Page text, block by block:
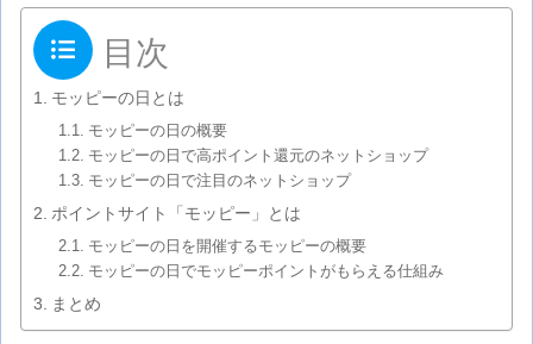
目次
モッピーの日とは
モッピーの日の概要
モッピーの日で高ポイント還元のネットショップ
モッピーの日で注目のネットショップ
ポイントサイト「モッピー」とは
モッピーの日を開催するモッピーの概要
モッピーの日でモッピーポイントがもらえる仕組み
まとめ